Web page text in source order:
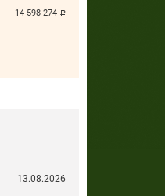
14 598 274 руб.
13.08.2026